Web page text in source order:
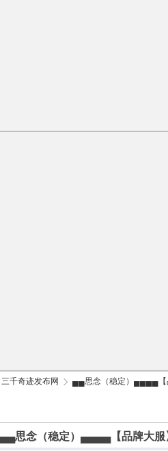
三千奇迹发布网
›
▄▄思念（稳定）▄▄▄▄【
▄▄思念（稳定）▄▄▄▄【品牌大服